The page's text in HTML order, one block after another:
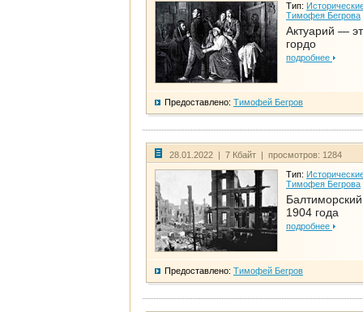
Тип:
Тимофея Бегрова
Актуарий —
гордо
подробнее
Предоставлено: Тимофей Бегров
28.01.2022 | 7 Кбайт | просмотров: 1284
Тип:
Тимофея Бегрова
1904 года
подробнее
Предоставлено: Тимофей Бегров